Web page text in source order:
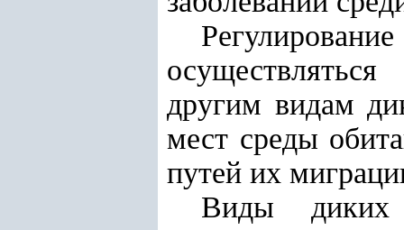
другим видам
мест среды
путей их
Виды диких